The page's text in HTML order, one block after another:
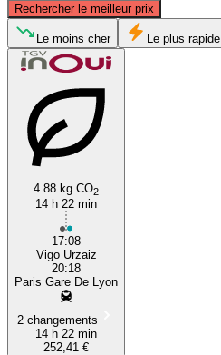
Rechercher le meilleur prix
Le moins cher Le plus rapide
4.88 kg CO2
14 h 22 min
17:08
Vigo Urzaiz
20:18
Paris Gare De Lyon
2 changements
14 h 22 min
252,41 €